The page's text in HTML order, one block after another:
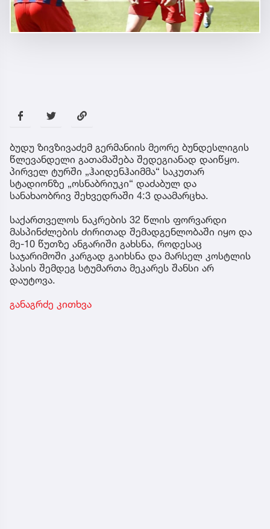
ბუდუ ზივზივაძემ გერმანიის მეორე ბუნდესლიგის
წლევანდელი გათამაშება შედეგიანად დაიწყო.
პირველ ტურში „ჰაიდენჰაიმმა“ საკუთარ
სტადიონზე „ოსნაბრიუკი“ დაძაბულ და
სანახაობრივ შეხვედრაში 4:3 დაამარცხა.
საქართველოს ნაკრების 32 წლის ფორვარდი
მასპინძლების ძირითად შემადგენლობაში იყო და
მე-10 წუთზე ანგარიში გახსნა, როდესაც
საჯარიმოში კარგად გაიხსნა და მარსელ კოსტლის
პასის შემდეგ სტუმართა მეკარეს შანსი არ
დაუტოვა.
განაგრძე კითხვა